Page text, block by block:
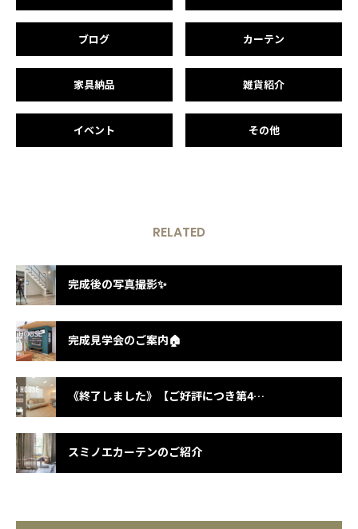
ブログ カーテン
家具納品 雑貨紹介
イベント その他
RELATED
完成後の写真撮影✨
完成見学会のご案内🏠
《終了しました》【ご好評につき第4回開催！】OPEN HOUSE開催のお知らせ in宇治市琵琶台
スミノエカーテンのご紹介